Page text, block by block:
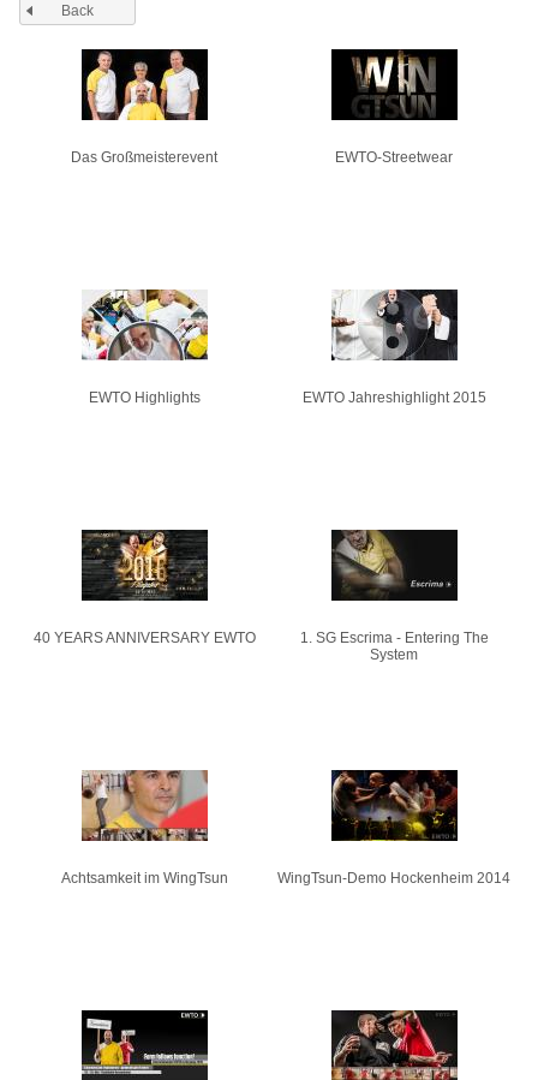
Back
Das Großmeisterevent EWTO-Streetwear
EWTO Highlights EWTO Jahreshighlight 2015
40 YEARS ANNIVERSARY EWTO
1. SG Escrima - Entering The
System
Achtsamkeit im WingTsun WingTsun-Demo Hockenheim 2014
Pages